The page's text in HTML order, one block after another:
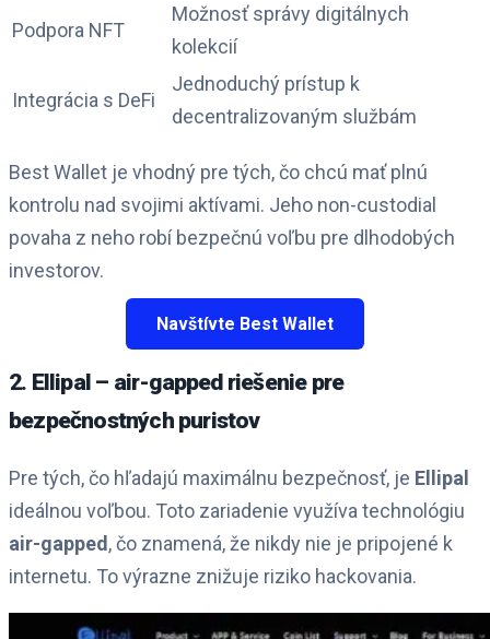
Podpora NFT
Možnosť správy digitálnych
kolekcií
Integrácia s DeFi
Jednoduchý prístup k
decentralizovaným službám
Best Wallet je vhodný pre tých, čo chcú mať plnú
kontrolu nad svojimi aktívami. Jeho non-custodial
povaha z neho robí bezpečnú voľbu pre dlhodobých
investorov.
Navštívte Best Wallet
2. Ellipal – air-gapped riešenie pre
bezpečnostných puristov
Pre tých, čo hľadajú maximálnu bezpečnosť, je Ellipal
ideálnou voľbou. Toto zariadenie využíva technológiu
air-gapped , čo znamená, že nikdy nie je pripojené k
internetu. To výrazne znižuje riziko hackovania.